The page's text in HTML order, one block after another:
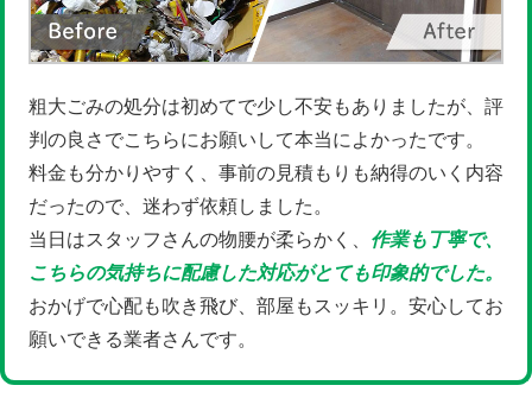
粗大ごみの処分は初めてで少し不安もありましたが、評
判の良さでこちらにお願いして本当によかったです。
料金も分かりやすく、事前の見積もりも納得のいく内容
だったので、迷わず依頼しました。
当日はスタッフさんの物腰が柔らかく、 作業も丁寧で、
こちらの気持ちに配慮した対応がとても印象的でした。
おかげで心配も吹き飛び、部屋もスッキリ。安心してお
願いできる業者さんです。